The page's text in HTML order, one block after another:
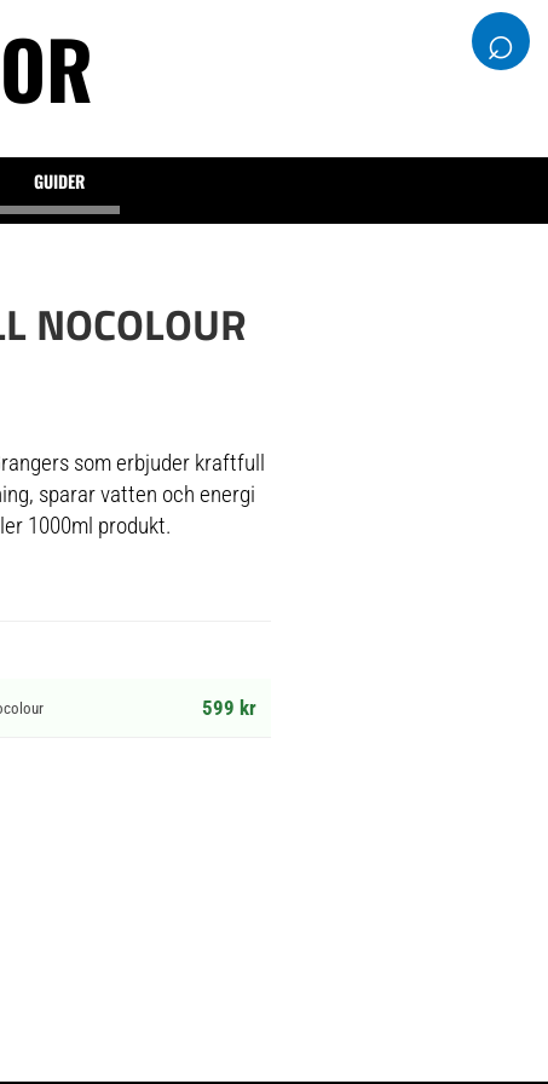
⌕
GUIDER
NOCOLOUR
som erbjuder kraftfull
sparar vatten och energi
1000ml produkt.
599 kr